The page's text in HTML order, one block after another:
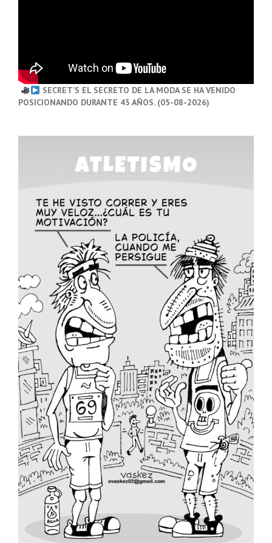
SECRET’S EL SECRETO DE LA MODA SE HA VENIDO
POSICIONANDO DURANTE 43 AÑOS. (05-08-2026)